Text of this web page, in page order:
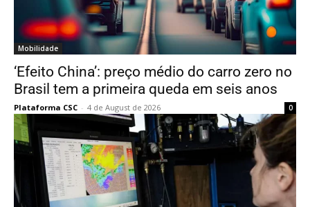
Mobilidade
‘Efeito China’: preço médio do carro zero no
Brasil tem a primeira queda em seis anos
Plataforma CSC - 4 de August de 2026 0